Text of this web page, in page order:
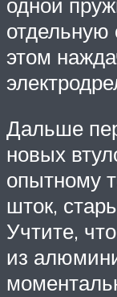
отдельную
этом
Дальше
новых
опытному
шток,
Учтите,
из